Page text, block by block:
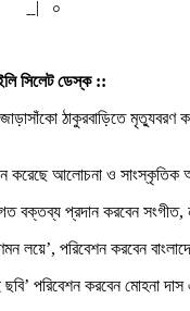
|
০
সিলেট ডেস্ক ::
ঠাকুরবাড়িতে
আলোচনা ও সাংস্কৃতিক
বক্তব্য প্রদান করবেন
পরিবেশন করবেন বাংলাদেশ
করবেন মোহনা দাস